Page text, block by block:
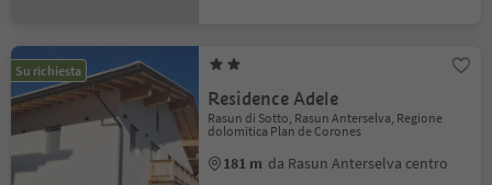
Su richiesta
Residence Adele
Rasun di Sotto, Rasun Anterselva, Regione
dolomitica Plan de Corones
181 m da Rasun Anterselva centro